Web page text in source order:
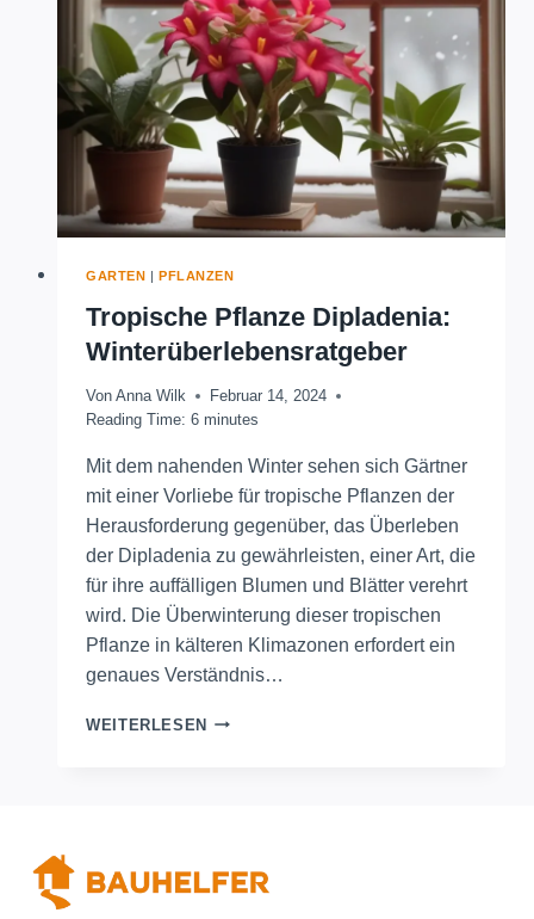
GARTEN |PFLANZEN
Tropische Pflanze Dipladenia:
Winterüberlebensratgeber
Von Anna Wilk
Februar 14, 2024
Reading Time: 6 minutes
Mit dem nahenden Winter sehen sich Gärtner
mit einer Vorliebe für tropische Pflanzen der
Herausforderung gegenüber, das Überleben
der Dipladenia zu gewährleisten, einer Art, die
für ihre auffälligen Blumen und Blätter verehrt
wird. Die Überwinterung dieser tropischen
Pflanze in kälteren Klimazonen erfordert ein
genaues Verständnis…
WEITERLESEN
TROPISCHE